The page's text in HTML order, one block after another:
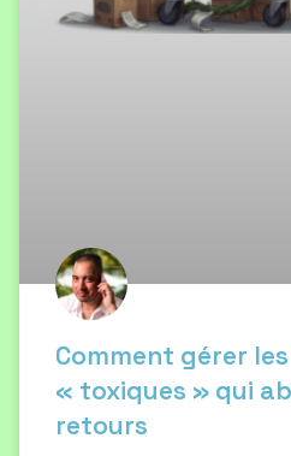
Comment gérer
« toxiques » qui
retours